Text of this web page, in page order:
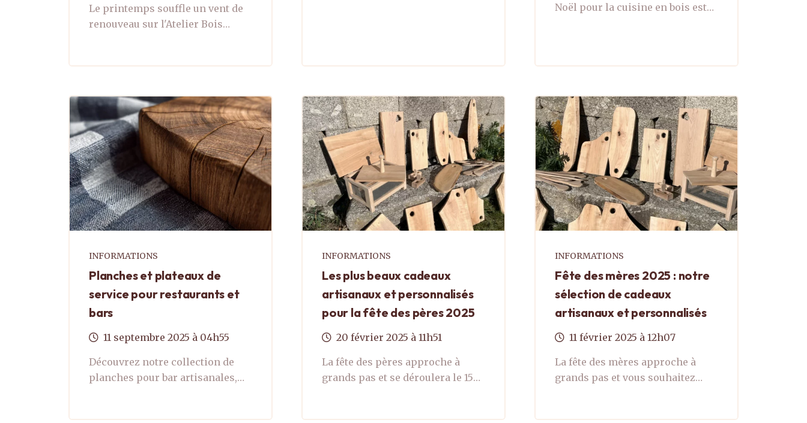
Le printemps souffle un vent de
renouveau sur l'Atelier Bois
minutieux dans notre atelier
sommes fiers de vous présenter
...
Noël pour la cuisine en bois est
gastronomie ...
INFORMATIONS
Planches et plateaux de
service pour restaurants et
bars
11 septembre 2025 à 04h55
Découvrez notre collection de
planches pour bar artisanales,
INFORMATIONS
Les plus beaux cadeaux
artisanaux et personnalisés
pour la fête des pères 2025
20 février 2025 à 11h51
La fête des pères approche à
grands pas et se déroulera le 15
INFORMATIONS
Fête des mères 2025 : notre
sélection de cadeaux
artisanaux et personnalisés
11 février 2025 à 12h07
La fête des mères approche à
grands pas et vous souhaitez